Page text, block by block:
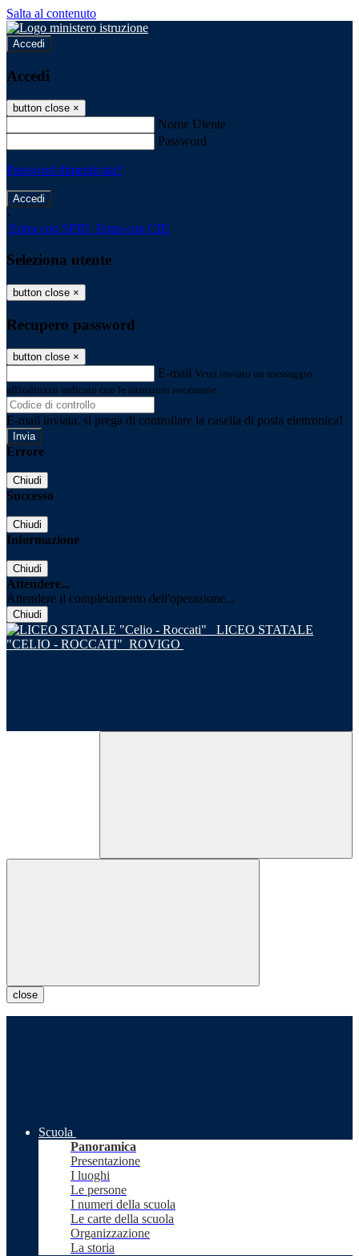
Salta al contenuto
Accedi
Accedi
button close ×
Nome Utente
Password
Password dimenticata?
-
Entra con SPID Entra con CIE
Seleziona utente
button close ×
Recupero password
button close ×
E-mail Verrà inviato un messaggio
all'indirizzo indicato con le istruzioni necessarie.
E-mail inviata, si prega di controllare la casella di posta elettronica!
Errore
Chiudi
Successo
Chiudi
Informazione
Chiudi
Attendere...
Attendere il completamento dell'operazione...
Chiudi
LICEO STATALE
"CELIO - ROCCATI" ROVIGO
close
Scuola
Panoramica
Presentazione
I luoghi
Le persone
I numeri della scuola
Le carte della scuola
Organizzazione
La storia